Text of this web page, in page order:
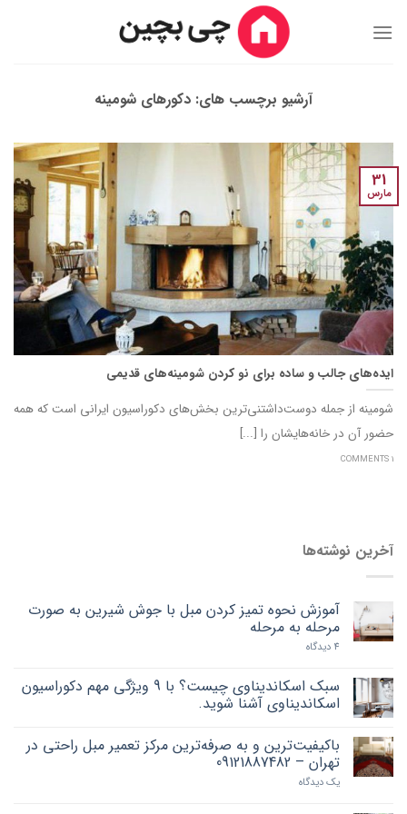
آرشیو برچسب های: دکورهای شومینه
ایده‌های جالب و ساده برای نو کردن شومینه‌های قدیمی
شومینه از جمله دوست‌داشتنی‌ترین بخش‌های‌ دکوراسیون ایرانی است که همه
حضور آن در خانه‌هایشان را [...]
1 COMMENTS
31
مارس
آخرین نوشته‌ها
آموزش نحوه تمیز کردن مبل با جوش شیرین به صورت
مرحله به مرحله
4 دیدگاه
سبک اسکاندیناوی چیست؟ با 9 ویژگی مهم دکوراسیون
اسکاندیناوی آشنا شوید.
باکیفیت‌ترین و به صرفه‌ترین مرکز تعمیر مبل راحتی در
تهران – 09121887482
یک دیدگاه